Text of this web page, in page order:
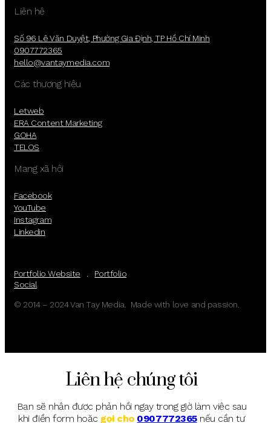
Liên hệ
Số 96 Lê Văn Duyệt, Phường Gia Định, TP Hồ Chí Minh
0907772365
hello@vantaymedia.com
Các thương hiệu
Letweb
ERA Content Marketing
GOHA
TELOS
Mạng xã hội
Facebook
YouTube
Instagram
Linkedin
Portfolio Website . Portfolio
Social
© 2014 – 2024 Van Tay Media. Made with love and passion.
Liên hệ chúng tôi
Bạn sẽ nhận được phản hồi ngay trong giờ làm việc sau
khi điền form hoặc gọi cho 0907772365nếu cần tư